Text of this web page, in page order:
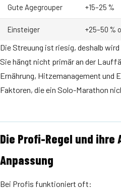
Gute Agegrouper +15–25 %
Einsteiger +25–50 %
Die Streuung ist riesig, deshalb
Sie hängt nicht primär an der
Ernährung, Hitzemanagement und
Faktoren, die ein Solo-Marathon
Die Profi-Regel und ihre
Anpassung
Bei Profis funktioniert oft: